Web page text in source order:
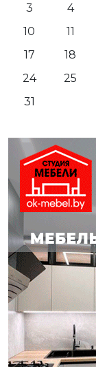
3
4
10
11
17
18
24
25
31